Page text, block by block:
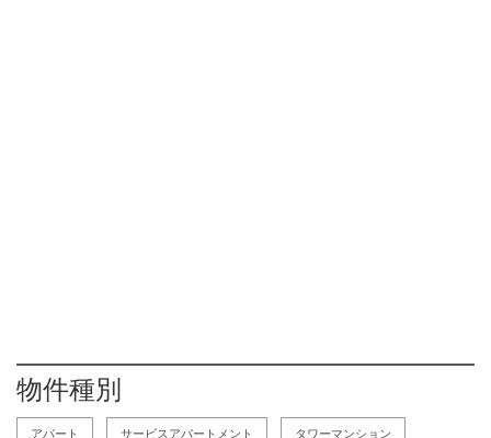
物件種別
アパート サービスアパートメント タワーマンション